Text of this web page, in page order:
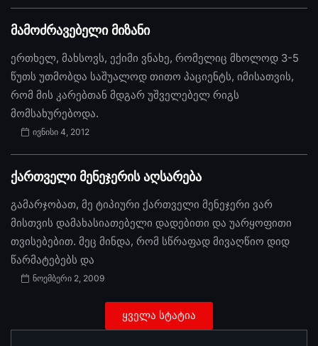
მამოძრავებელი მიზანი
ერთხელ, მახსოვს, ექიმი ვნახე, რომელიც მხოლოდ 3-5
წუთს უთმობდა საშუალოდ თითო პაციენტს, იმისათვის,
რომ მის კარებთან მდგარ უშველებელ რიგს
მომსახურებოდა.
ივნისი 4, 2012
ქართველი მენეჯერის აღსარება
გამარჯობათ, მე ტიპიური ქართველი მენეჯერი ვარ
მისთვის დამახასიათებელი დადებითი და უარყოფითი
თვისებებით. მეც მინდა, რომ სწრაფად მივაღწიო დიდ
წარმატებებს და
ნოემბერი 2, 2009
ყველა სტატია